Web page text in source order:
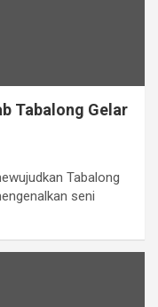
Tabalong Gelar
Tabalong
seni